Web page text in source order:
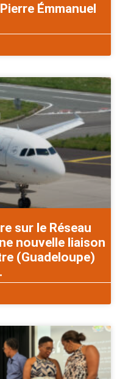
Émmanuel
sur le Réseau
nouvelle liaison
(Guadeloupe)